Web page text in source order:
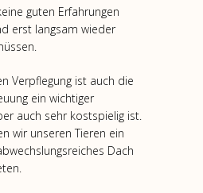
guten Erfahrungen
erst langsam wieder
Verpflegung ist auch die
ein wichtiger
auch sehr kostspielig ist.
wir unseren Tieren ein
Dach